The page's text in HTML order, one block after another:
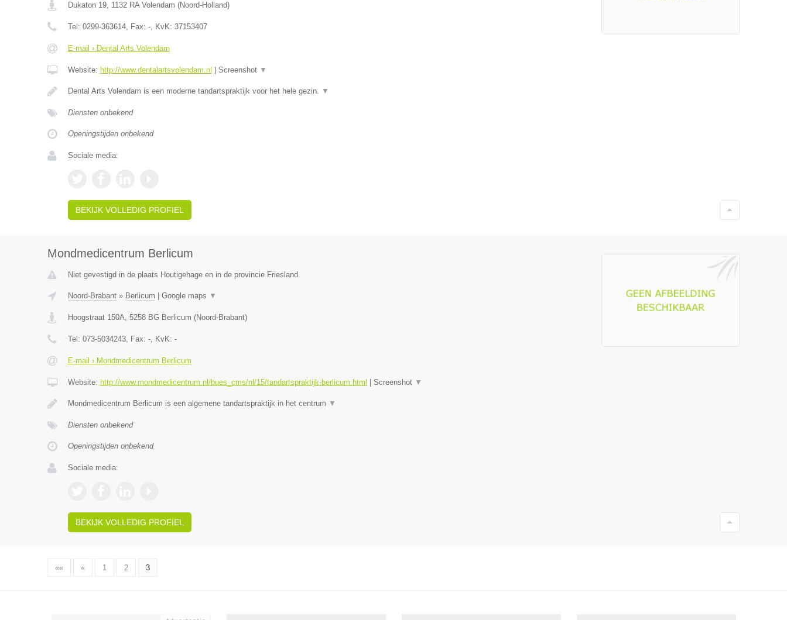
Dukaton 19, 1132 RA Volendam (Noord-Holland)
Tel: 0299-363614, Fax: -, KvK: 37153407
E-mail › Dental Arts Volendam
Website: http://www.dentalartsvolendam.nl Screenshot ▼
Dental Arts Volendam is een moderne tandartspraktijk voor het hele gezin. ▼
Diensten onbekend
Openingstijden onbekend
Sociale media:
BEKIJK VOLLEDIG PROFIEL
Mondmedicentrum Berlicum
Niet gevestigd in de plaats Houtigehage en in de provincie Friesland.
Noord-Brabant» Berlicum Google maps ▼
Hoogstraat 150A, 5258 BG Berlicum (Noord-Brabant)
Tel: 073-5034243, Fax: -, KvK: -
E-mail › Mondmedicentrum Berlicum
Website: http://www.mondmedicentrum.nl/bues_cms/nl/15/tandartspraktijk-berlicum.html Screenshot ▼
Mondmedicentrum Berlicum is een algemene tandartspraktijk in het centrum ▼
Diensten onbekend
Openingstijden onbekend
Sociale media:
BEKIJK VOLLEDIG PROFIEL
«« « 1 2 3